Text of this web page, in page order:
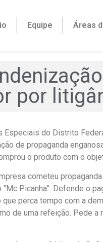
Equipe Áreas
por
Especiais do Distrito
de propaganda
o produto com o
cometeu
Picanha”. Defende o
perca tempo com a
de uma refeição. Pede